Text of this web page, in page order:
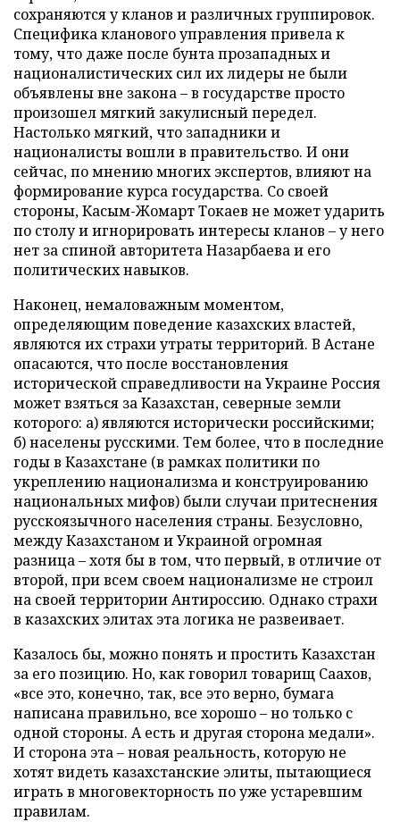
сохраняются у кланов и различных группировок.
Специфика кланового управления привела к
тому, что даже после бунта прозападных и
националистических сил их лидеры не были
объявлены вне закона – в государстве просто
произошел мягкий закулисный передел.
Настолько мягкий, что западники и
националисты вошли в правительство. И они
сейчас, по мнению многих экспертов, влияют на
формирование курса государства. Со своей
стороны, Касым-Жомарт Токаев не может ударить
по столу и игнорировать интересы кланов – у него
нет за спиной авторитета Назарбаева и его
политических навыков.
Наконец, немаловажным моментом,
определяющим поведение казахских властей,
являются их страхи утраты территорий. В Астане
опасаются, что после восстановления
исторической справедливости на Украине Россия
может взяться за Казахстан, северные земли
которого: а) являются исторически российскими;
б) населены русскими. Тем более, что в последние
годы в Казахстане (в рамках политики по
укреплению национализма и конструированию
национальных мифов) были случаи притеснения
русскоязычного населения страны. Безусловно,
между Казахстаном и Украиной огромная
разница – хотя бы в том, что первый, в отличие от
второй, при всем своем национализме не строил
на своей территории Антироссию. Однако страхи
в казахских элитах эта логика не развеивает.
Казалось бы, можно понять и простить Казахстан
за его позицию. Но, как говорил товарищ Саахов,
«все это, конечно, так, все это верно, бумага
написана правильно, все хорошо – но только с
одной стороны. А есть и другая сторона медали».
И сторона эта – новая реальность, которую не
хотят видеть казахстанские элиты, пытающиеся
играть в многовекторность по уже устаревшим
правилам.